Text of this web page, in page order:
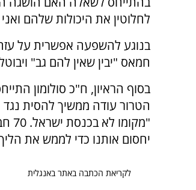
לחלוטין את היכולות שלהם
בנוגע להשפעה אפשרית על
חמאס "יבין שאין להם גב"
בסוף הראיון, ח"כ סולומון
הטרור עודה ממשיך להסית נגד
יחסום אותנו כדי לממש את
לקריאת הכתבה באתר באנגלית